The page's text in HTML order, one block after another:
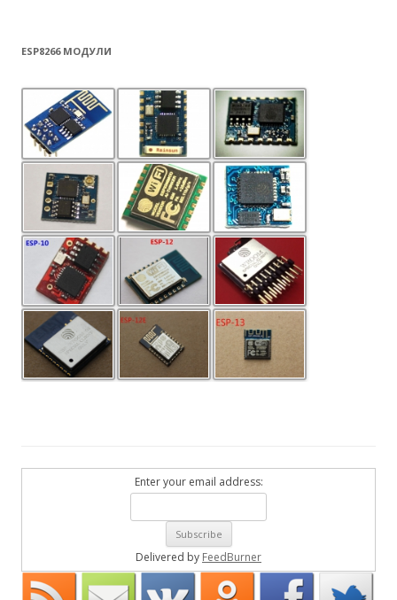
ESP8266 МОДУЛИ
Enter your email address:
Delivered by FeedBurner